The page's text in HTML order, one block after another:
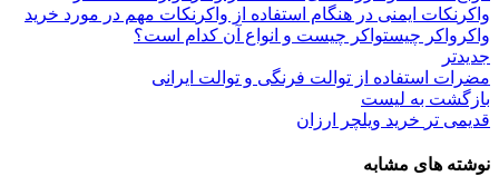
واکر نکات ایمنی در هنگام استفاده از واکر نکات مهم در مورد خرید
واکر واکر چیستواکر چیست و انواع آن کدام است؟
جدیدتر
مضرات استفاده از توالت فرنگی و توالت ایرانی
بازگشت به لیست
قدیمی تر خرید ویلچر ارزان
نوشته های مشابه